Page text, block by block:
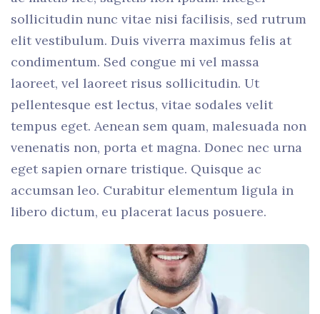
sollicitudin nunc vitae nisi facilisis, sed rutrum
elit vestibulum. Duis viverra maximus felis at
condimentum. Sed congue mi vel massa
laoreet, vel laoreet risus sollicitudin. Ut
pellentesque est lectus, vitae sodales velit
tempus eget. Aenean sem quam, malesuada non
venenatis non, porta et magna. Donec nec urna
eget sapien ornare tristique. Quisque ac
accumsan leo. Curabitur elementum ligula in
libero dictum, eu placerat lacus posuere.